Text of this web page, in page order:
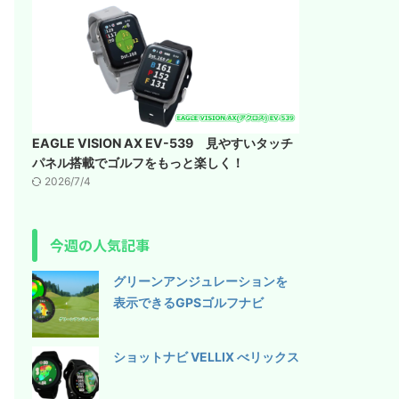
EAGLE VISION AX EV-539 見やすいタッチ
パネル搭載でゴルフをもっと楽しく！
2026/7/4
今週の人気記事
グリーンアンジュレーションを
表示できるGPSゴルフナビ
ショットナビ VELLIX べリックス